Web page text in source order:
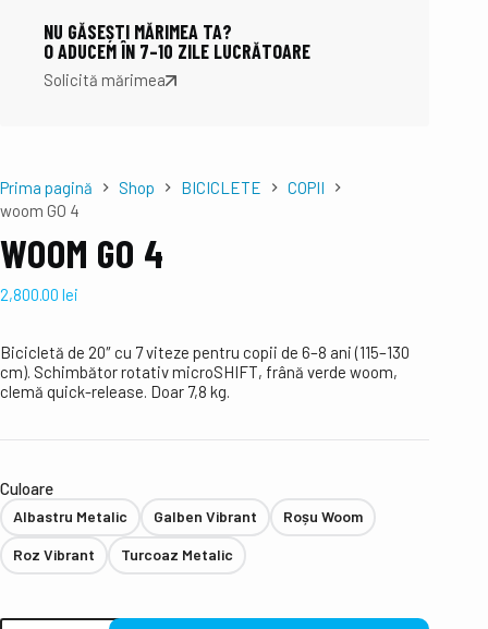
NU GĂSEȘTI MĂRIMEA TA?
O ADUCEM ÎN 7–10 ZILE LUCRĂTOARE
Solicită mărimea
Prima pagină Shop BICICLETE
COPII
woom GO 4
WOOM GO 4
2,800.00 lei
Bicicletă de 20″ cu 7 viteze pentru copii de 6–8 ani (115–130
cm). Schimbător rotativ microSHIFT, frână verde woom,
clemă quick-release. Doar 7,8 kg.
Culoare
Albastru Metalic Galben Vibrant Roșu Woom
Roz Vibrant Turcoaz Metalic